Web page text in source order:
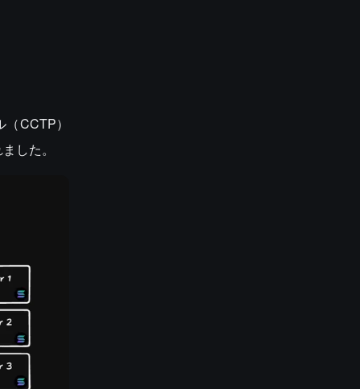
CCTP）
した。